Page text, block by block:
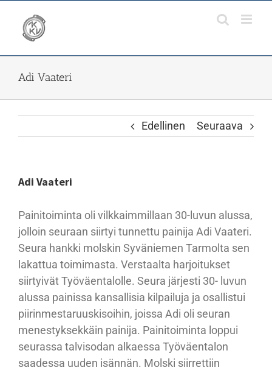
content
Adi Vaateri
Edellinen Seuraava
Adi Vaateri
Painitoiminta oli vilkkaimmillaan 30-luvun alussa,
jolloin seuraan siirtyi tunnettu painija Adi Vaateri.
Seura hankki molskin Syväniemen Tarmolta sen
lakattua toimimasta. Verstaalta harjoitukset
siirtyivät Työväentalolle. Seura järjesti 30- luvun
alussa painissa kansallisia kilpailuja ja osallistui
piirinmestaruuskisoihin, joissa Adi oli seuran
menestyksekkäin painija. Painitoiminta loppui
seurassa talvisodan alkaessa Työväentalon
saadessa uuden isännän. Molski siirrettiin